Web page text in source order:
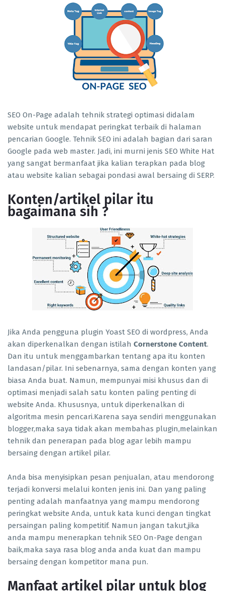
SEO On-Page adalah tehnik strategi optimasi didalam
website untuk mendapat peringkat terbaik di halaman
pencarian Google. Tehnik SEO ini adalah bagian dari saran
Google pada web master. Jadi, ini murni jenis SEO White Hat
yang sangat bermanfaat jika kalian terapkan pada blog
atau website kalian sebagai pondasi awal bersaing di SERP.
Konten/artikel pilar itu
bagaimana sih ?
Jika Anda pengguna plugin Yoast SEO di wordpress, Anda
akan diperkenalkan dengan istilah Cornerstone Content.
Dan itu untuk menggambarkan tentang apa itu konten
landasan/pilar. Ini sebenarnya, sama dengan konten yang
biasa Anda buat. Namun, mempunyai misi khusus dan di
optimasi menjadi salah satu konten paling penting di
website Anda. Khususnya, untuk diperkenalkan di
algoritma mesin pencari.Karena saya sendiri menggunakan
blogger,maka saya tidak akan membahas plugin,melainkan
tehnik dan penerapan pada blog agar lebih mampu
bersaing dengan artikel pilar.
Anda bisa menyisipkan pesan penjualan, atau mendorong
terjadi konversi melalui konten jenis ini. Dan yang paling
penting adalah manfaatnya yang mampu mendorong
peringkat website Anda, untuk kata kunci dengan tingkat
persaingan paling kompetitif. Namun jangan takut,jika
anda mampu menerapkan tehnik SEO On-Page dengan
baik,maka saya rasa blog anda anda kuat dan mampu
bersaing dengan kompetitor mana pun.
Manfaat artikel pilar untuk blog